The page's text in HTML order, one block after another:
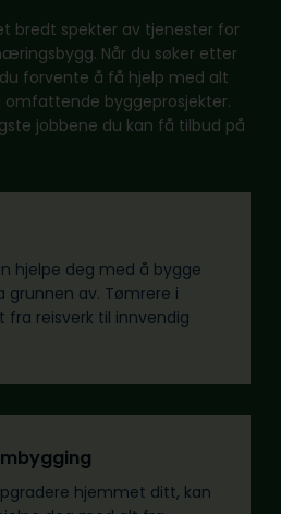
bredt spekter av tjenester for
Når du søker etter
forvente å få hjelp med alt
omfattende byggeprosjekter.
jobbene du kan få tilbud på
hjelpe deg med å bygge
av. Tømrere i
fra reisverk til innvendig
hjemmet ditt, kan